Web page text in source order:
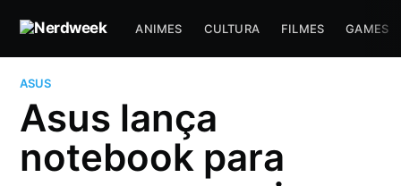
ANIMES CULTURA FILMES GAMES
ASUS
Asus lança
notebook para